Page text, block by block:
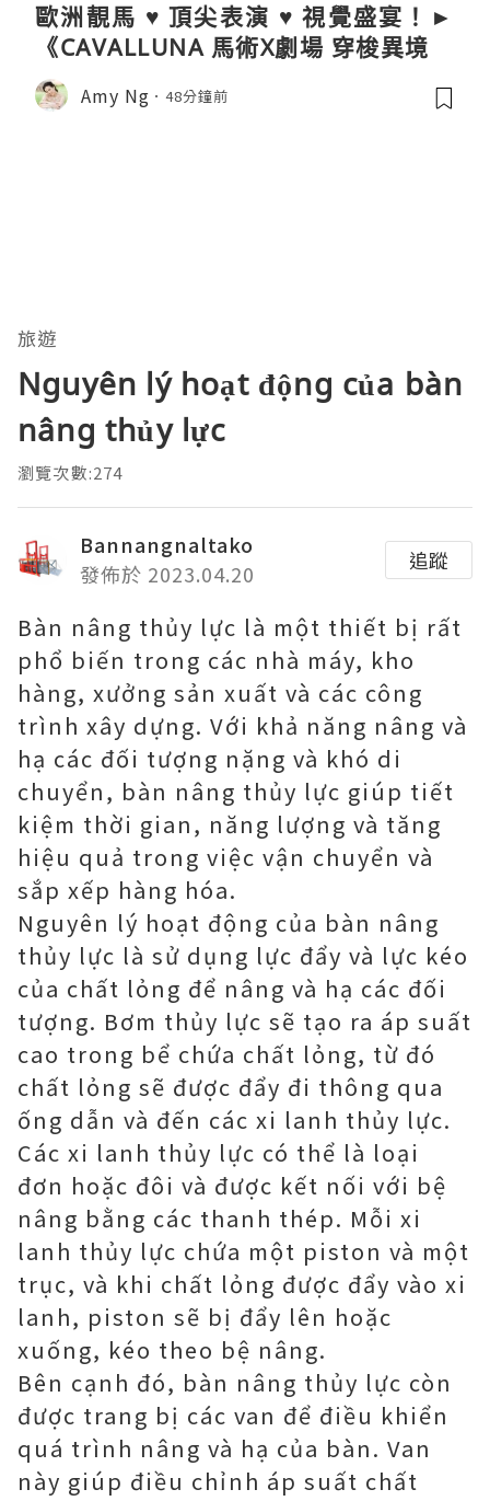
歐洲靚馬 ♥ 頂尖表演 ♥ 視覺盛宴！►
《CAVALLUNA 馬術X劇場 穿梭異境》
Amy Ng 48分鐘前
旅遊
Nguyên lý hoạt động của bàn
nâng thủy lực
瀏覽次數:274
Bannangnaltako
發佈於 2023.04.20
追蹤
Bàn nâng thủy lực là một thiết bị rất
phổ biến trong các nhà máy, kho
hàng, xưởng sản xuất và các công
trình xây dựng. Với khả năng nâng và
hạ các đối tượng nặng và khó di
chuyển, bàn nâng thủy lực giúp tiết
kiệm thời gian, năng lượng và tăng
hiệu quả trong việc vận chuyển và
sắp xếp hàng hóa.
Nguyên lý hoạt động của bàn nâng
thủy lực là sử dụng lực đẩy và lực kéo
của chất lỏng để nâng và hạ các đối
tượng. Bơm thủy lực sẽ tạo ra áp suất
cao trong bể chứa chất lỏng, từ đó
chất lỏng sẽ được đẩy đi thông qua
ống dẫn và đến các xi lanh thủy lực.
Các xi lanh thủy lực có thể là loại
đơn hoặc đôi và được kết nối với bệ
nâng bằng các thanh thép. Mỗi xi
lanh thủy lực chứa một piston và một
trục, và khi chất lỏng được đẩy vào xi
lanh, piston sẽ bị đẩy lên hoặc
xuống, kéo theo bệ nâng.
Bên cạnh đó, bàn nâng thủy lực còn
được trang bị các van để điều khiển
quá trình nâng và hạ của bàn. Van
này giúp điều chỉnh áp suất chất